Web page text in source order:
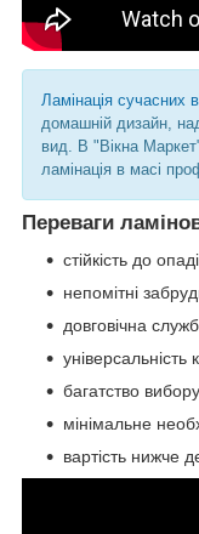
Ламінація сучасних
домашній дизайн,
вид. В "Вікна
ламінація в масі
Переваги
стійкість до
непомітні
довговічна
універсальність
багатство
мінімальне
вартість нижче